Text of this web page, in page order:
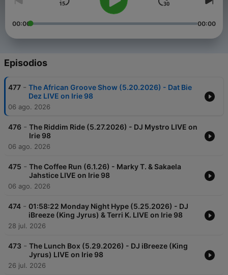
00:00 00:00
Episodios
477 - The African Groove Show (5.20.2026) - Dat Bie
Dez LIVE on Irie 98
06 ago. 2026
476 - The Riddim Ride (5.27.2026) - DJ Mystro LIVE on
Irie 98
06 ago. 2026
475 - The Coffee Run (6.1.26) - Marky T. & Sakaela
Jahstice LIVE on Irie 98
06 ago. 2026
474 - 01:58:22 Monday Night Hype (5.25.2026) - DJ
iBreeze (King Jyrus) & Terri K. LIVE on Irie 98
28 jul. 2026
473 - The Lunch Box (5.29.2026) - DJ iBreeze (King
Jyrus) LIVE on Irie 98
26 jul. 2026